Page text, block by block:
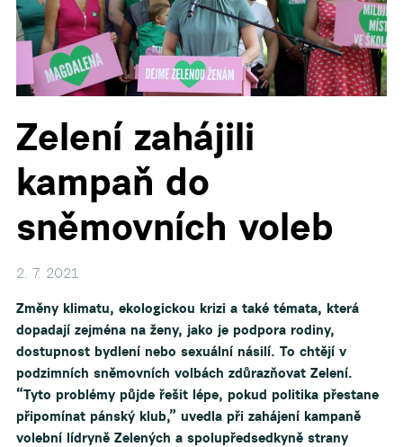
Zelení zahájili
kampaň do
sněmovních voleb
2. 7. 2021
Změny klimatu, ekologickou krizi a také témata, která
dopadají zejména na ženy, jako je podpora rodiny,
dostupnost bydlení nebo sexuální násilí. To chtějí v
podzimních sněmovních volbách zdůrazňovat Zelení.
“Tyto problémy půjde řešit lépe, pokud politika přestane
připomínat pánský klub,” uvedla při zahájení kampaně
volební lídryně Zelených a spolupředsedkyně strany